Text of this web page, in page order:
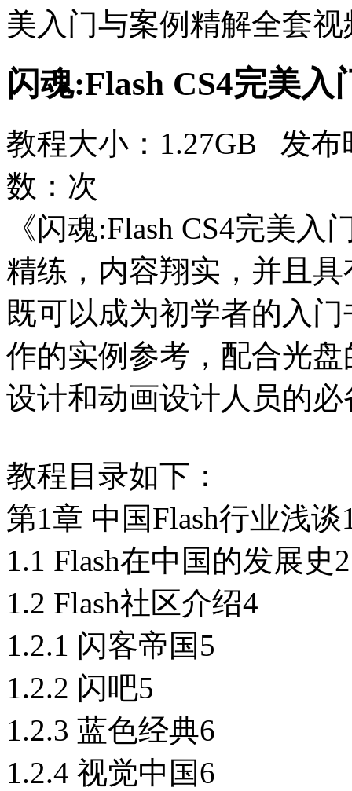
美入门与案例精解全套视
闪魂:Flash CS4完美
教程大小：1.27GB 发
数： 次
《闪魂:Flash CS4完美
精练，内容翔实，并且
既可以成为初学者的入
作的实例参考，配合光
设计和动画设计人员的
教程目录如下：
第1章 中国Flash行业浅谈
1.1 Flash在中国的发展史2
1.2 Flash社区介绍4
1.2.1 闪客帝国5
1.2.2 闪吧5
1.2.3 蓝色经典6
1.2.4 视觉中国6